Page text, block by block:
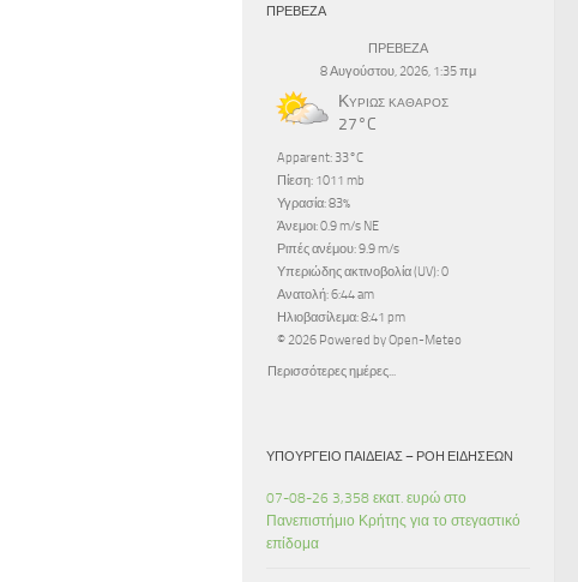
ΠΡΕΒΕΖΑ
ΠΡΕΒΕΖΑ
8 Αυγούστου, 2026, 1:35 πμ
Κυρίως καθαρός
27°C
Apparent: 33°C
Πίεση: 1011 mb
Υγρασία: 83%
Άνεμοι: 0.9 m/s NE
Ριπές ανέμου: 9.9 m/s
Υπεριώδης ακτινοβολία (UV): 0
Ανατολή: 6:44 am
Ηλιοβασίλεμα: 8:41 pm
© 2026 Powered by Open-Meteo
Περισσότερες ημέρες...
ΥΠΟΥΡΓΕΊΟ ΠΑΙΔΕΊΑΣ – ΡΟΉ ΕΙΔΉΣΕΩΝ
07-08-26 3,358 εκατ. ευρώ στο
Πανεπιστήμιο Κρήτης για το στεγαστικό
επίδομα